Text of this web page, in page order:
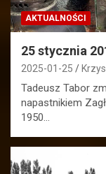
AKTUALNOŚCI
25 stycznia
2025-01-25
Tadeusz Tabor
napastnikiem
1950…